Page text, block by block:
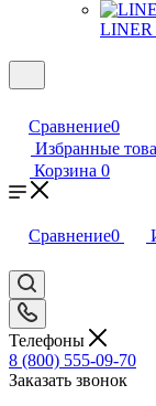
LINER
Сравнение0
Избранные
Корзина 0
Сравнение0
Телефоны
8 (800) 555-09-70
Заказать звонок